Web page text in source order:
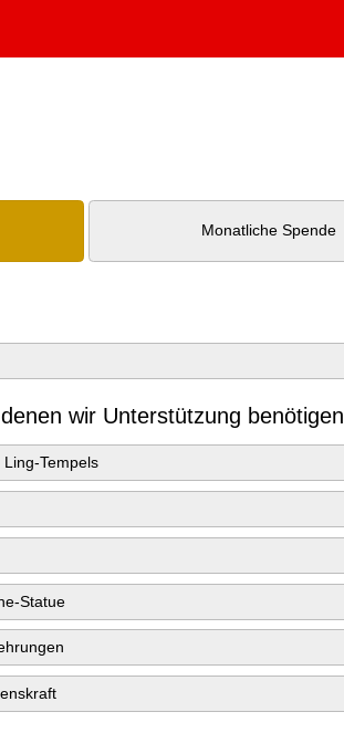
Monatliche Spende
wir Unterstützung benötigen
Tempels
Statue